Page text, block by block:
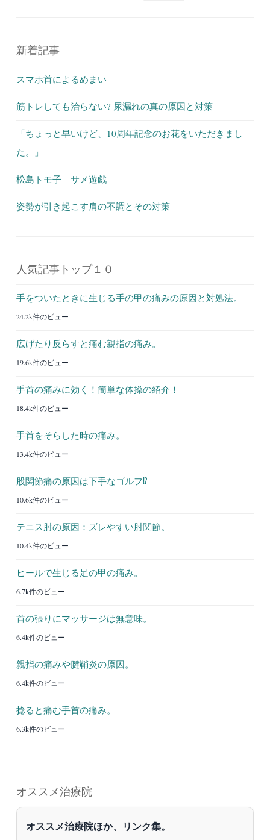
新着記事
スマホ首によるめまい
筋トレしても治らない? 尿漏れの真の原因と対策
「ちょっと早いけど、10周年記念のお花をいただきまし
た。」
松島トモ子 サメ遊戯
姿勢が引き起こす肩の不調とその対策
人気記事トップ１０
手をついたときに生じる手の甲の痛みの原因と対処法。
24.2k件のビュー
広げたり反らすと痛む親指の痛み。
19.6k件のビュー
手首の痛みに効く！簡単な体操の紹介！
18.4k件のビュー
手首をそらした時の痛み。
13.4k件のビュー
股関節痛の原因は下手なゴルフ⁉︎
10.6k件のビュー
テニス肘の原因：ズレやすい肘関節。
10.4k件のビュー
ヒールで生じる足の甲の痛み。
6.7k件のビュー
首の張りにマッサージは無意味。
6.4k件のビュー
親指の痛みや腱鞘炎の原因。
6.4k件のビュー
捻ると痛む手首の痛み。
6.3k件のビュー
オススメ治療院
オススメ治療院ほか、リンク集。